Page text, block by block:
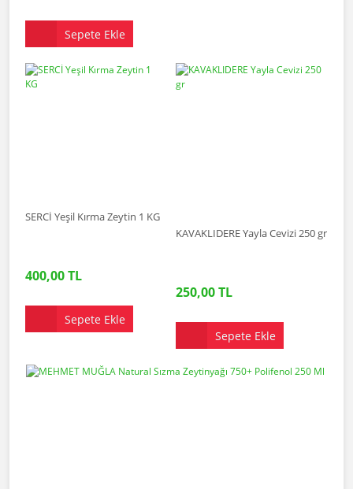
Sepete Ekle
SERCİ Yeşil Kırma Zeytin 1 KG
400,00 TL
Sepete Ekle
KAVAKLIDERE Yayla Cevizi 250 gr
250,00 TL
Sepete Ekle